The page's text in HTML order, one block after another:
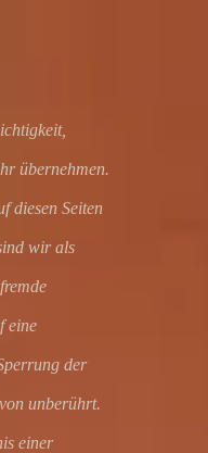
übernehmen.
diesen Seiten
wir als
eine
der
unberührt.
einer